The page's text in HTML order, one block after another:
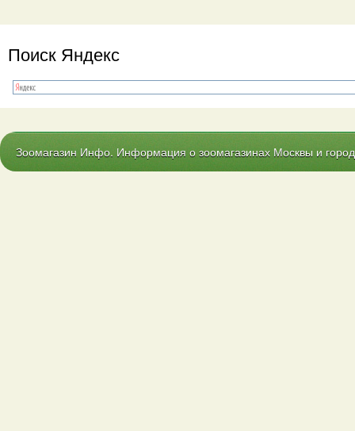
Поиск Яндекс
Зоомагазин Инфо. Информация о зоомагазинах Москвы и